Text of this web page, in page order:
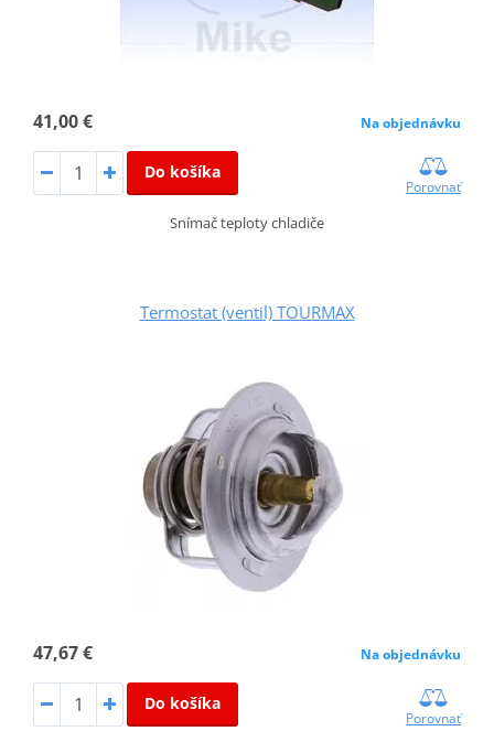
41,00 € Na objednávku
Do košíka
Porovnať
Snímač teploty chladiče
Termostat (ventil) TOURMAX
47,67 € Na objednávku
Do košíka
Porovnať